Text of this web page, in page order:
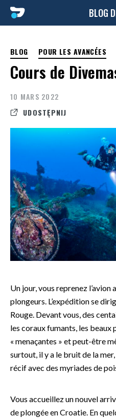
Aller
BLOG
BLOG POUR LES AVANCÉES
Cours de
10 MARS 2022
UDOSTĘPNIJ
Un jour, vous reprenez l’avion
plongeurs. L’expédition se
Rouge. Devant vous, des
les coraux fumants, les beaux
« menaçantes » et peut-être
surtout, il y a le bruit de la
récif avec des myriades de
Vous accueillez un nouvel
de plongée en Croatie. En